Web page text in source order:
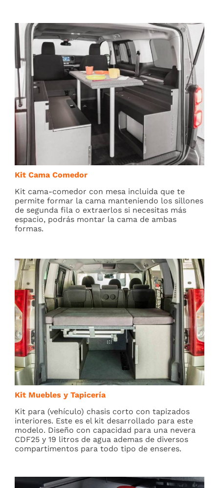
Kit Cama Comedor
Kit cama-comedor con mesa incluida que te
permite formar la cama manteniendo los sillones
de segunda fila o extraerlos si necesitas más
espacio, podrás montar la cama de ambas
formas.
Kit Muebles y Tapicería
Kit para (vehículo) chasis corto con tapizados
interiores. Este es el kit desarrollado para este
modelo. Diseño con capacidad para una nevera
CDF25 y 19 litros de agua ademas de diversos
compartimentos para todo tipo de enseres.